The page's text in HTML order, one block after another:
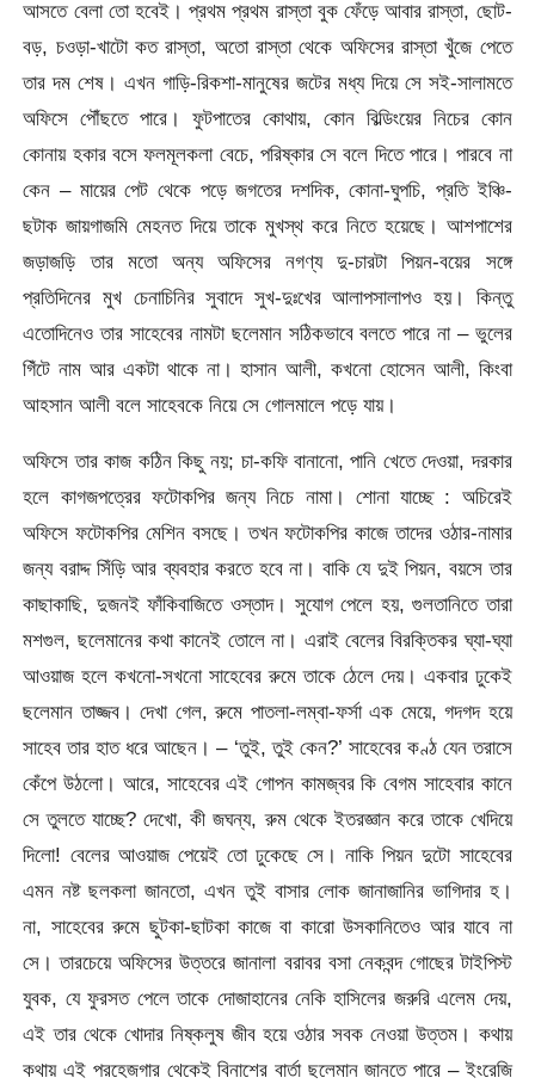
আসতে বেলা তো হবেই। প্রথম প্রথম রাস্তা বুক ফেঁড়ে আবার রাস্তা, ছোট-
বড়, চওড়া-খাটো কত রাস্তা, অতো রাস্তা থেকে অফিসের রাস্তা খুঁজে পেতে
তার দম শেষ। এখন গাড়ি-রিকশা-মানুষের জটের মধ্য দিয়ে সে সই-সালামতে
অফিসে পৌঁছতে পারে। ফুটপাতের কোথায়, কোন বিল্ডিংয়ের নিচের কোন
কোনায় হকার বসে ফলমূলকলা বেচে, পরিষ্কার সে বলে দিতে পারে। পারবে না
কেন – মায়ের পেট থেকে পড়ে জগতের দশদিক, কোনা-ঘুপচি, প্রতি ইঞ্চি-
ছটাক জায়গাজমি মেহনত দিয়ে তাকে মুখস্থ করে নিতে হয়েছে। আশপাশের
জড়াজড়ি তার মতো অন্য অফিসের নগণ্য দু-চারটা পিয়ন-বয়ের সঙ্গে
প্রতিদিনের মুখ চেনাচিনির সুবাদে সুখ-দুঃখের আলাপসালাপও হয়। কিন্তু
এতোদিনেও তার সাহেবের নামটা ছলেমান সঠিকভাবে বলতে পারে না – ভুলের
গিঁটে নাম আর একটা থাকে না। হাসান আলী, কখনো হোসেন আলী, কিংবা
আহসান আলী বলে সাহেবকে নিয়ে সে গোলমালে পড়ে যায়।
অফিসে তার কাজ কঠিন কিছু নয়; চা-কফি বানানো, পানি খেতে দেওয়া, দরকার
হলে কাগজপত্রের ফটোকপির জন্য নিচে নামা। শোনা যাচ্ছে : অচিরেই
অফিসে ফটোকপির মেশিন বসছে। তখন ফটোকপির কাজে তাদের ওঠার-নামার
জন্য বরাদ্দ সিঁড়ি আর ব্যবহার করতে হবে না। বাকি যে দুই পিয়ন, বয়সে তার
কাছাকাছি, দুজনই ফাঁকিবাজিতে ওস্তাদ। সুযোগ পেলে হয়, গুলতানিতে তারা
মশগুল, ছলেমানের কথা কানেই তোলে না। এরাই বেলের বিরক্তিকর ঘ্যা-ঘ্যা
আওয়াজ হলে কখনো-সখনো সাহেবের রুমে তাকে ঠেলে দেয়। একবার ঢুকেই
ছলেমান তাজ্জব। দেখা গেল, রুমে পাতলা-লম্বা-ফর্সা এক মেয়ে, গদগদ হয়ে
সাহেব তার হাত ধরে আছেন। – ‘তুই, তুই কেন?’ সাহেবের কণ্ঠ যেন তরাসে
কেঁপে উঠলো। আরে, সাহেবের এই গোপন কামজ্বর কি বেগম সাহেবার কানে
সে তুলতে যাচ্ছে? দেখো, কী জঘন্য, রুম থেকে ইতরজ্ঞান করে তাকে খেদিয়ে
দিলো! বেলের আওয়াজ পেয়েই তো ঢুকেছে সে। নাকি পিয়ন দুটো সাহেবের
এমন নষ্ট ছলকলা জানতো, এখন তুই বাসার লোক জানাজানির ভাগিদার হ।
না, সাহেবের রুমে ছুটকা-ছাটকা কাজে বা কারো উসকানিতেও আর যাবে না
সে। তারচেয়ে অফিসের উত্তরে জানালা বরাবর বসা নেকবন্দ গোছের টাইপিস্ট
যুবক, যে ফুরসত পেলে তাকে দোজাহানের নেকি হাসিলের জরুরি এলেম দেয়,
এই তার থেকে খোদার নিষ্কলুষ জীব হয়ে ওঠার সবক নেওয়া উত্তম। কথায়
কথায় এই পরহেজগার থেকেই বিনাশের বার্তা ছলেমান জানতে পারে – ইংরেজি